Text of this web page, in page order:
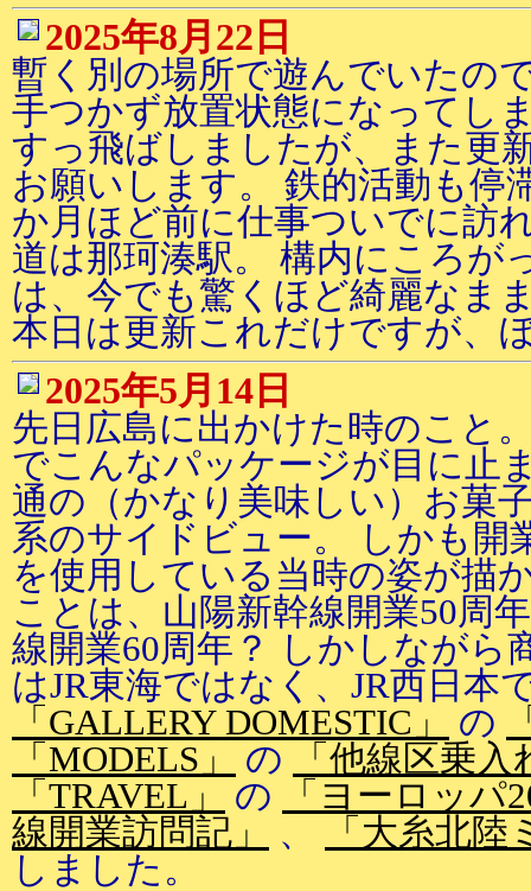
2025年8月22日
暫く別の場所で遊んでいたの
手つかず放置状態になってし
すっ飛ばしましたが、また更
お願いします。 鉄的活動も停
か月ほど前に仕事ついでに訪
道は那珂湊駅。 構内にころが
は、今でも驚くほど綺麗なま
本日は更新これだけですが、
2025年5月14日
先日広島に出かけた時のこと
でこんなパッケージが目に止
通の（かなり美味しい）お菓
系のサイドビュー。 しかも開
を使用している当時の姿が描
ことは、山陽新幹線開業50周
線開業60周年？ しかしながら
はJR東海ではなく、JR西日本
「GALLERY DOMESTIC」
の
「MODELS」
の
「他線区乗
「TRAVEL」
の
「ヨーロッパ
線開業訪問記」
、
「大糸北陸
しました。